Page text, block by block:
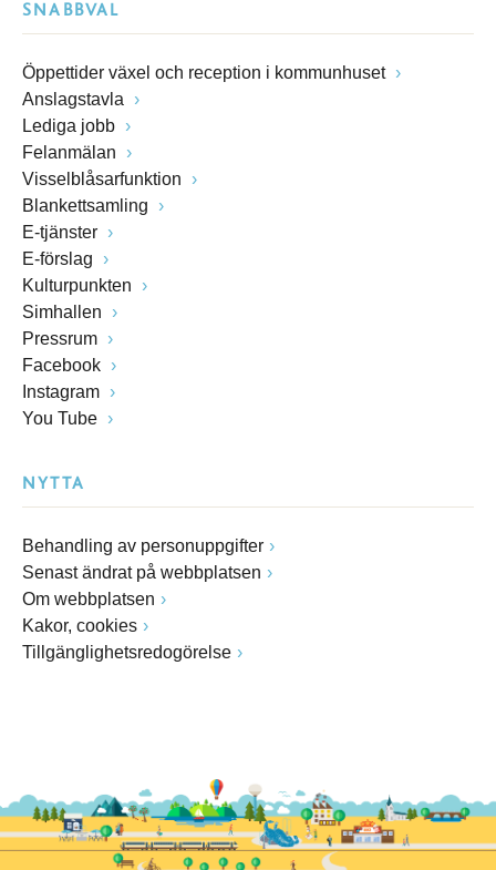
SNABBVAL
Öppettider växel och reception i kommunhuset
Anslagstavla
Lediga jobb
Felanmälan
Visselblåsarfunktion
Blankettsamling
E-tjänster
E-förslag
Kulturpunkten
Simhallen
Pressrum
Facebook
Instagram
You Tube
NYTTA
Behandling av personuppgifter
Senast ändrat på webbplatsen
Om webbplatsen
Kakor, cookies
Tillgänglighetsredogörelse